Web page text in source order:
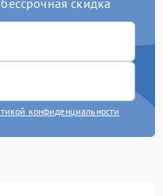
скидка
конфиденциальности